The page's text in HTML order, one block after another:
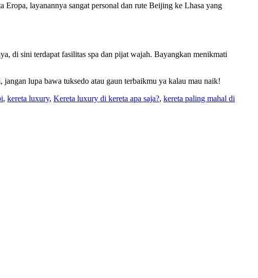
layanannya sangat personal dan rute Beijing ke Lhasa yang
di sini terdapat fasilitas spa dan pijat wajah. Bayangkan menikmati
jangan lupa bawa tuksedo atau gaun terbaikmu ya kalau mau naik!
, kereta luxury, Kereta luxury di kereta apa saja?, kereta paling mahal di